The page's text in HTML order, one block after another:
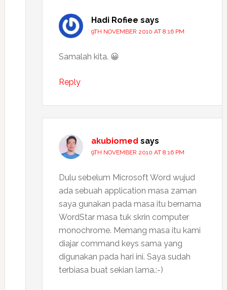
Hadi Rofiee says
9TH NOVEMBER 2010 AT 8:16 PM
Samalah kita. 😀
Reply
akubiomed says
9TH NOVEMBER 2010 AT 8:16 PM
Dulu sebelum Microsoft Word wujud
ada sebuah application masa zaman
saya gunakan pada masa itu bernama
WordStar masa tuk skrin computer
monochrome. Memang masa itu kami
diajar command keys sama yang
digunakan pada hari ini. Saya sudah
terbiasa buat sekian lama.:-)